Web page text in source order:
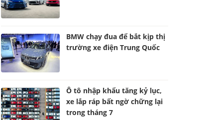
BMW chạy đua để bắt kịp thị
trường xe điện Trung Quốc
Ô tô nhập khẩu tăng kỷ lục,
xe lắp ráp bất ngờ chững lại
trong tháng 7